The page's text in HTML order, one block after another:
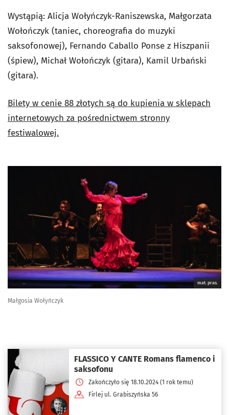
Wystąpią: Alicja Wołyńczyk-Raniszewska, Małgorzata
Wołończyk (taniec, choreografia do muzyki
saksofonowej), Fernando Caballo Ponse z Hiszpanii
(śpiew), Michał Wołończyk (gitara), Kamil Urbański
(gitara).
Bilety w cenie 88 złotych są do kupienia w sklepach
internetowych za pośrednictwem stronny
festiwalowej.
mat. pras.
Małgosia Wołyńczyk
FLASSICO Y CANTE Romans flamenco i
saksofonu
Zakończyło się 18.10.2024 (1 rok temu)
Firlej ul. Grabiszyńska 56